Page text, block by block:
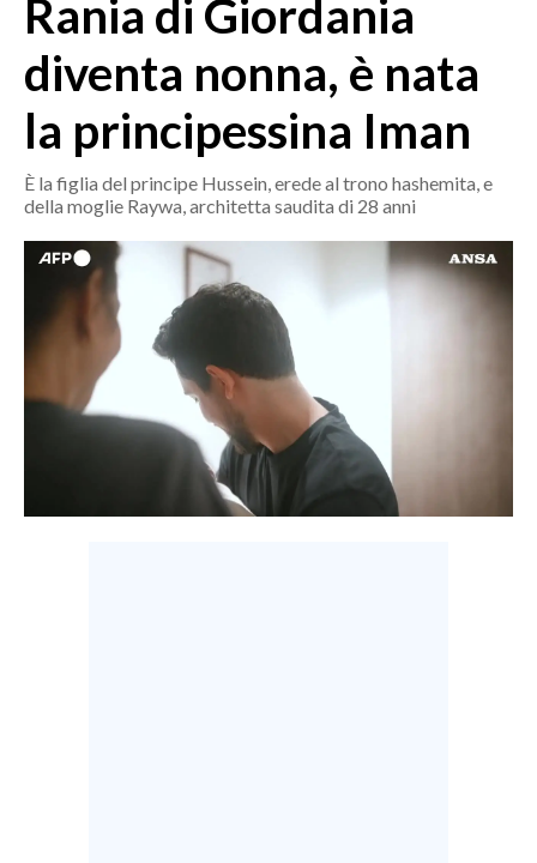
MEDIO CAMPIDANO
SASSARI E PROVINCIA
GALLURA
NUORO E PROVINCIA
OGLIASTRA
CRONACA
ITALIA
POLITICA
Rania di Giordania
diventa nonna, è nata
la principessina Iman
È la figlia del principe Hussein, erede al trono hashemita, e
della moglie Raywa, architetta saudita di 28 anni